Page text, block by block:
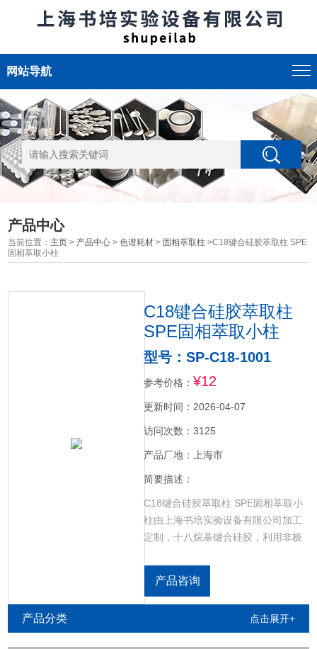
网站导航
产品中心
当前位置： 主页 > 产品中心 >色谱耗材 > 固相萃取柱 >C18键合硅胶萃取柱 SPE
固相萃取小柱
C18键合硅胶萃取柱
SPE固相萃取小柱
型号：SP-C18-1001
参考价格： ¥12
更新时间：2026-04-07
访问次数：3125
产品厂地：上海市
简要描述：
C18键合硅胶萃取柱 SPE固相萃取小
柱由上海书培实验设备有限公司加工
定制，十八烷基键合硅胶，利用非极
强能保留大多数有机物，具有高键合
密度、低流失、高回收率等特点。广
发用于环境、食品安全等领域。pH值
产品咨询
产品分类 点击展开+